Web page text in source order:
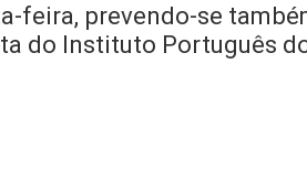
feira, prevendo-se
do Instituto Português